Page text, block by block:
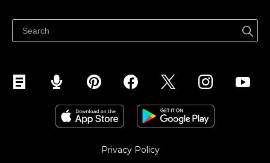
Facebookで販売する
Instagramで販売する
Privacy Policy